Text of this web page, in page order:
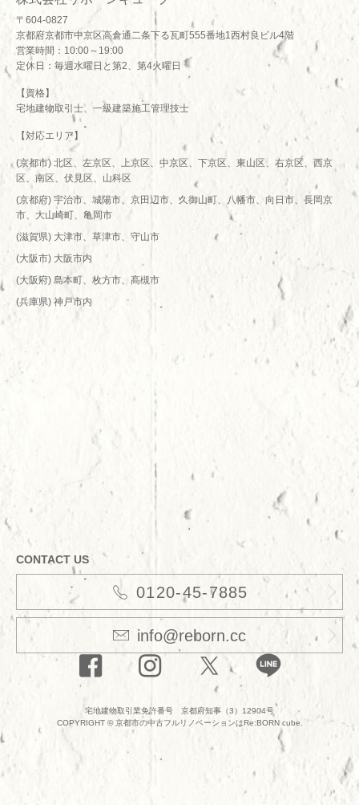
〒604-0827
京都府京都市中京区高倉通二条下る瓦町555番地1西村良ビル4階
営業時間：10:00～19:00
定休日：毎週水曜日と第2、第4火曜日
【資格】
宅地建物取引士、一級建築施工管理技士
【対応エリア】
(京都市) 北区、左京区、上京区、中京区、下京区、東山区、右京区、西京
区、南区、伏見区、山科区
(京都府) 宇治市、城陽市、京田辺市、久御山町、八幡市、向日市、長岡京
市、大山崎町、亀岡市
(滋賀県) 大津市、草津市、守山市
(大阪市) 大阪市内
(大阪府) 島本町、枚方市、高槻市
(兵庫県) 神戸市内
CONTACT US
0120-45-7885
info@reborn.cc
宅地建物取引業免許番号 京都府知事（3）12904号
COPYRIGHT ©京都市の中古フルリノベーションはRe:BORN cube.